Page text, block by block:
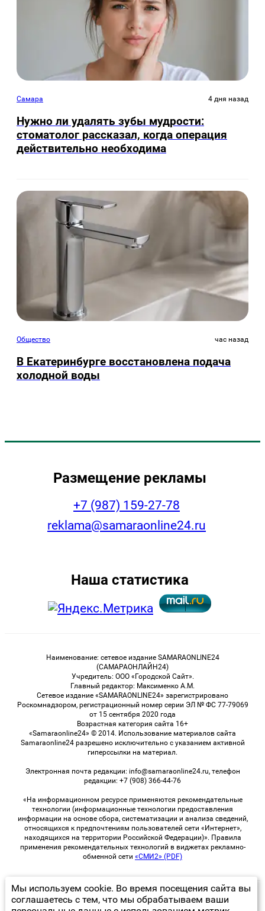
Самара 4 дня назад
Нужно ли удалять зубы мудрости:
стоматолог рассказал, когда операция
действительно необходима
Общество час назад
В Екатеринбурге восстановлена подача
холодной воды
Размещение рекламы
+7 (987) 159-27-78
reklama@samaraonline24.ru
Наша статистика
Наименование: сетевое издание SAMARAONLINE24
(САМАРАОНЛАЙН24)
Учредитель: ООО «Городской Сайт».
Главный редактор: Максименко А.М.
Сетевое издание «SAMARAONLINE24» зарегистрировано
Роскомнадзором, регистрационный номер серии ЭЛ № ФС 77-79069
от 15 сентября 2020 года
Возрастная категория сайта 16+
«Samaraonline24» © 2014. Использование материалов сайта
Samaraonline24 разрешено исключительно с указанием активной
гиперссылки на материал.
Электронная почта редакции: info@samaraonline24.ru, телефон
редакции: +7 (908) 366-44-76
«На информационном ресурсе применяются рекомендательные
технологии (информационные технологии предоставления
информации на основе сбора, систематизации и анализа сведений,
относящихся к предпочтениям пользователей сети «Интернет»,
находящихся на территории Российской Федерации)». Правила
применения рекомендательных технологий в виджетах рекламно-
обменной сети «СМИ2» (PDF)
© 2026 «samaraOnline24» | Все права защищены
Мы используем cookie. Во время посещения сайта вы
соглашаетесь с тем, что мы обрабатываем ваши